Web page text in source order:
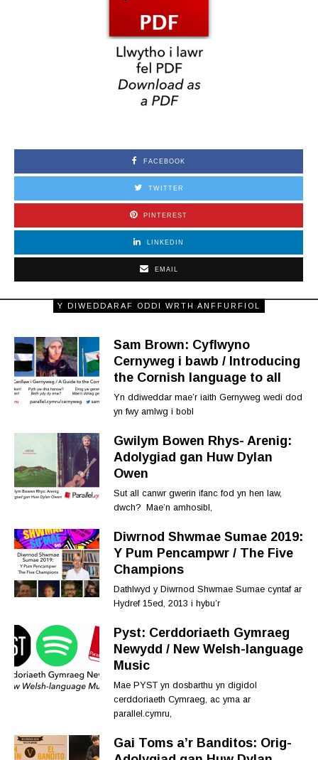
FACEBOOK
TWITTER
PINTEREST
LINKEDIN
EMAIL
Y DIWEDDARAF ODDI WRTH ANFFURFIOL
Sam Brown: Cyflwyno
Cernyweg i bawb / Introducing
the Cornish language to all
Yn ddiweddar mae’r iaith Gernyweg wedi dod
yn fwy amlwg i bobl
Gwilym Bowen Rhys- Arenig:
Adolygiad gan Huw Dylan
Owen
Sut all canwr gwerin ifanc fod yn hen law,
dwch? Mae’n amhosibl,
Diwrnod Shwmae Sumae 2019:
Y Pum Pencampwr / The Five
Champions
Dathlwyd y Diwrnod Shwmae Sumae cyntaf ar
Hydref 15ed, 2013 i hybu’r
Pyst: Cerddoriaeth Gymraeg
Newydd / New Welsh-language
Music
Mae PYST yn dosbarthu yn digidol
cerddoriaeth Cymraeg, ac yma ar
parallel.cymru,
Gai Toms a’r Banditos: Orig-